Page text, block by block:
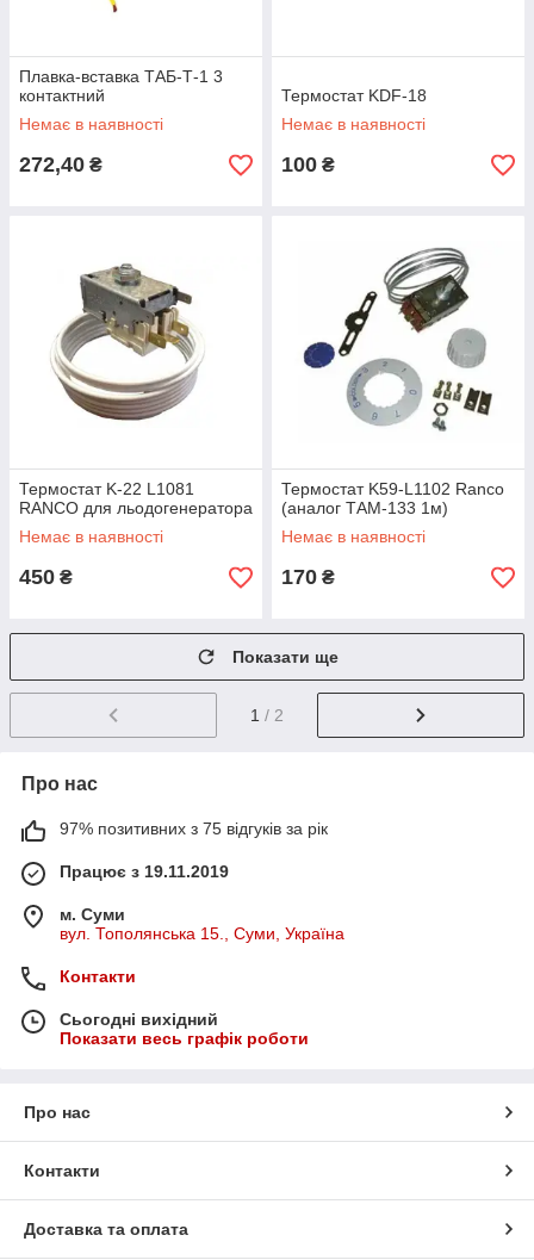
Плавка-вставка ТАБ-Т-1 3
контактний
Немає в наявності
272,40 ₴
Термостат KDF-18
Немає в наявності
100 ₴
Термостат K-22 L1081
RANCO для льодогенератора
Немає в наявності
450 ₴
Термостат K59-L1102 Ranco
(аналог ТАМ-133 1м)
Немає в наявності
170 ₴
Показати ще
1 / 2
Про нас
97% позитивних з 75 відгуків за рік
Працює з 19.11.2019
м. Суми
вул. Тополянська 15., Суми, Україна
Контакти
Сьогодні вихідний
Показати весь графік роботи
Про нас
Контакти
Доставка та оплата